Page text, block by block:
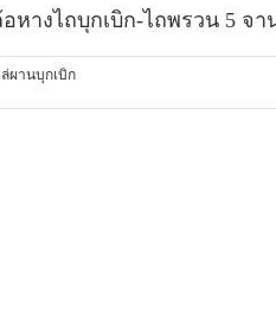
างไถบุกเบิก-ไถพรวน 5 จา
ผานบุกเบิก